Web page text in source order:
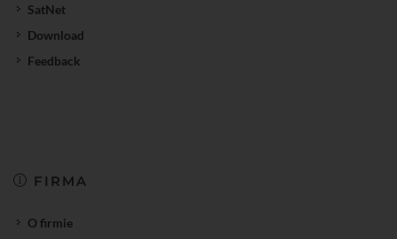
SatNet
Download
Feedback
FIRMA
O firmie